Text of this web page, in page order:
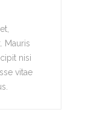
Mauris
nisi
vitae